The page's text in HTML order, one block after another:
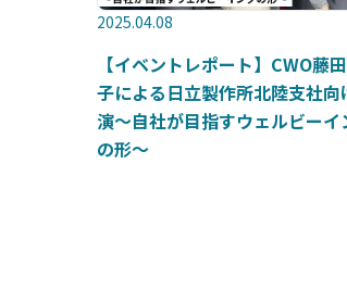
2025.04.08
【イベントレポート】CWO藤
子による日立製作所北陸支社向
演～自社が目指すウェルビーイ
の形～